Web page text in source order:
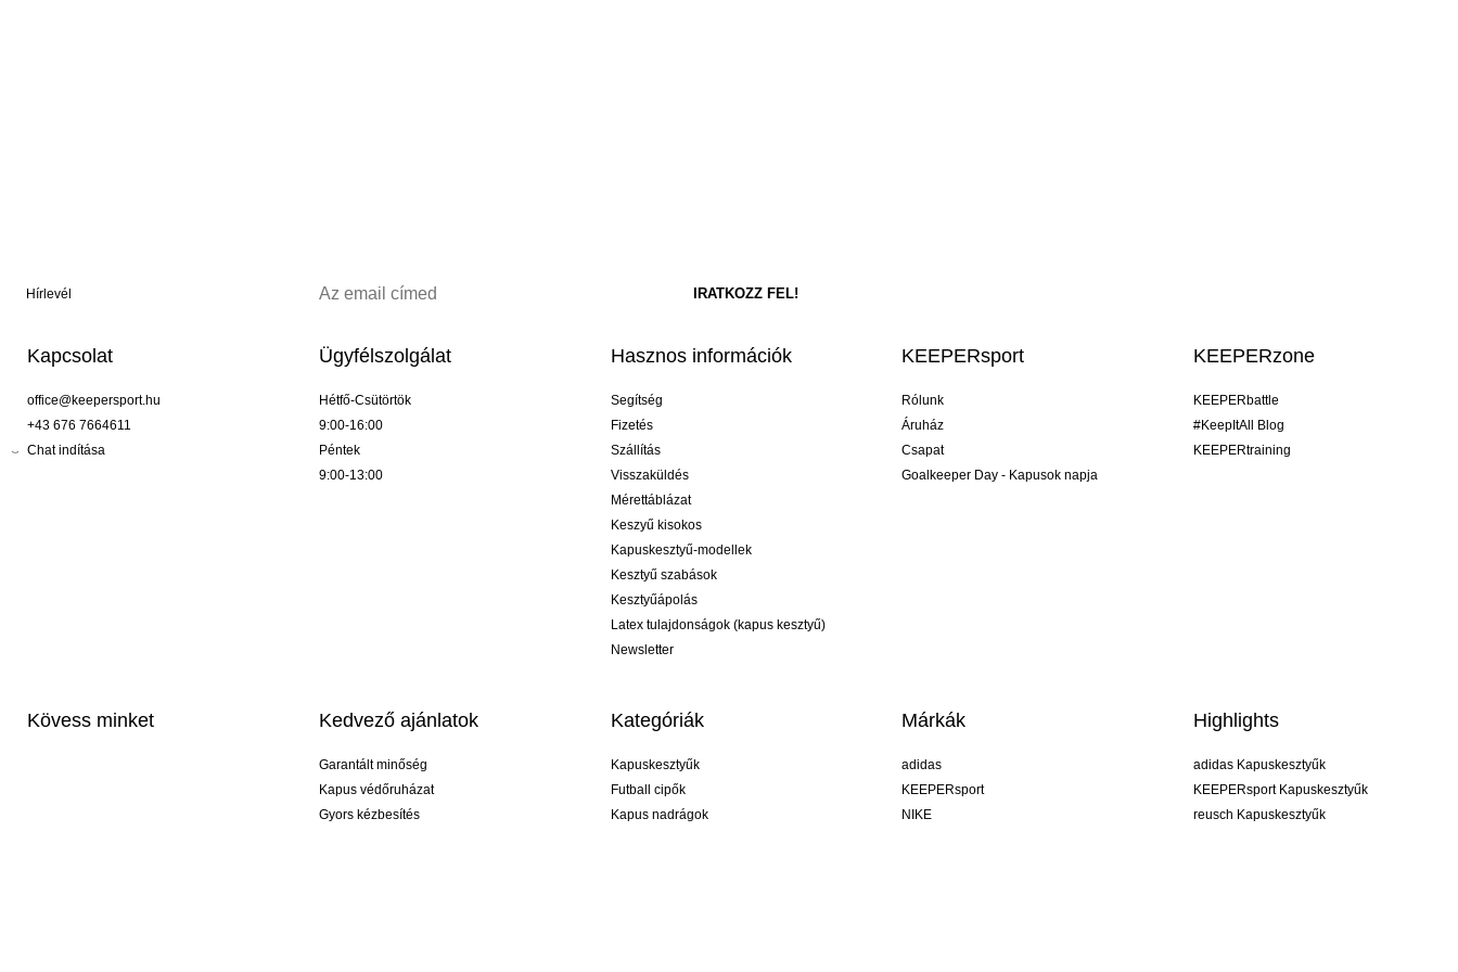
Hírlevél
Kapcsolat
office@keepersport.hu
+43 676 7664611
Chat indítása
Ügyfélszolgálat
Hétfő-Csütörtök
9:00-16:00
Péntek
9:00-13:00
Hasznos információk
Segítség
Fizetés
Szállítás
Visszaküldés
Mérettáblázat
Keszyű kisokos
Kapuskesztyű-modellek
Kesztyű szabások
Kesztyűápolás
Latex tulajdonságok (kapus kesztyű)
Newsletter
KEEPERsport
Rólunk
Áruház
Csapat
Goalkeeper Day - Kapusok napja
KEEPERzone
KEEPERbattle
#KeepItAll Blog
KEEPERtraining
Kövess minket Kedvező ajánlatok
Garantált minőség
Kapus védőruházat
Gyors kézbesítés
Kategóriák
Kapuskesztyűk
Futball cipők
Kapus nadrágok
Márkák
adidas
KEEPERsport
NIKE
Highlights
adidas Kapuskesztyűk
KEEPERsport Kapuskesztyűk
reusch Kapuskesztyűk